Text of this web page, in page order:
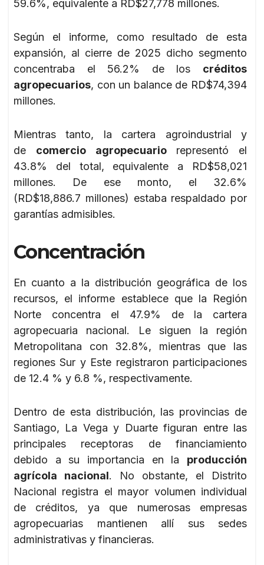
59.6%, equivalente a RD$27,778 millones.
Según el informe, como resultado de esta
expansión, al cierre de 2025 dicho segmento
concentraba el 56.2% de los créditos
agropecuarios, con un balance de RD$74,394
millones.
Mientras tanto, la cartera agroindustrial y
de comercio agropecuariorepresentó el
43.8% del total, equivalente a RD$58,021
millones. De ese monto, el 32.6%
(RD$18,886.7 millones) estaba respaldado por
garantías admisibles.
Concentración
En cuanto a la distribución geográfica de los
recursos, el informe establece que la Región
Norte concentra el 47.9% de la cartera
agropecuaria nacional. Le siguen la región
Metropolitana con 32.8%, mientras que las
regiones Sur y Este registraron participaciones
de 12.4 % y 6.8 %, respectivamente.
Dentro de esta distribución, las provincias de
Santiago, La Vega y Duarte figuran entre las
principales receptoras de financiamiento
debido a su importancia en la producción
agrícola nacional. No obstante, el Distrito
Nacional registra el mayor volumen individual
de créditos, ya que numerosas empresas
agropecuarias mantienen allí sus sedes
administrativas y financieras.